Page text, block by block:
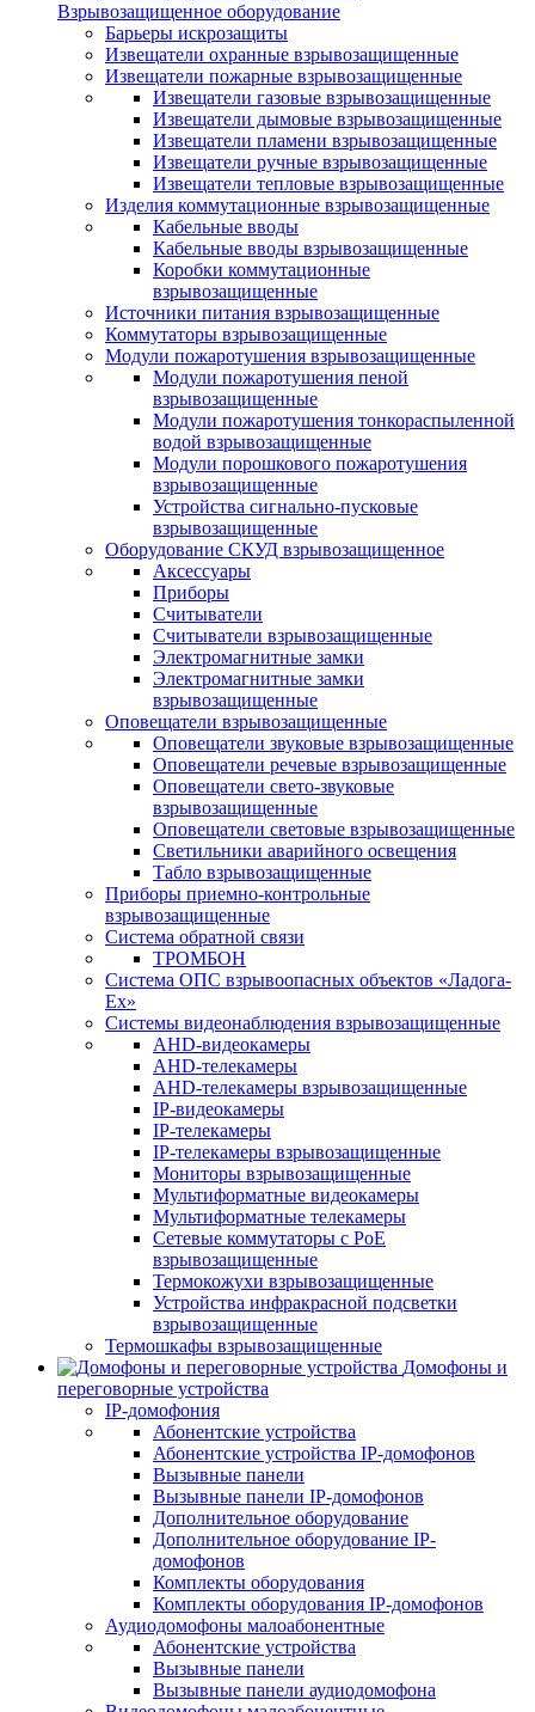
Взрывозащищенное оборудование
Барьеры искрозащиты
Извещатели охранные взрывозащищенные
Извещатели пожарные взрывозащищенные
Извещатели газовые взрывозащищенные
Извещатели дымовые взрывозащищенные
Извещатели пламени взрывозащищенные
Извещатели ручные взрывозащищенные
Извещатели тепловые взрывозащищенные
Изделия коммутационные взрывозащищенные
Кабельные вводы
Кабельные вводы взрывозащищенные
Коробки коммутационные
взрывозащищенные
Источники питания взрывозащищенные
Коммутаторы взрывозащищенные
Модули пожаротушения взрывозащищенные
Модули пожаротушения пеной
взрывозащищенные
Модули пожаротушения тонкораспыленной
водой взрывозащищенные
Модули порошкового пожаротушения
взрывозащищенные
Устройства сигнально-пусковые
взрывозащищенные
Оборудование СКУД взрывозащищенное
Аксессуары
Приборы
Считыватели
Считыватели взрывозащищенные
Электромагнитные замки
Электромагнитные замки
взрывозащищенные
Оповещатели взрывозащищенные
Оповещатели звуковые взрывозащищенные
Оповещатели речевые взрывозащищенные
Оповещатели свето-звуковые
взрывозащищенные
Оповещатели световые взрывозащищенные
Светильники аварийного освещения
Табло взрывозащищенные
Приборы приемно-контрольные
взрывозащищенные
Система обратной связи
ТРОМБОН
Система ОПС взрывоопасных объектов «Ладога-
Ex»
Системы видеонаблюдения взрывозащищенные
AHD-видеокамеры
AHD-телекамеры
AHD-телекамеры взрывозащищенные
IP-видеокамеры
IP-телекамеры
IP-телекамеры взрывозащищенные
Мониторы взрывозащищенные
Мультиформатные видеокамеры
Мультиформатные телекамеры
Сетевые коммутаторы с РоЕ
взрывозащищенные
Термокожухи взрывозащищенные
Устройства инфракрасной подсветки
взрывозащищенные
Термошкафы взрывозащищенные
Домофоны и
переговорные устройства
IP-домофония
Абонентские устройства
Абонентские устройства IP-домофонов
Вызывные панели
Вызывные панели IP-домофонов
Дополнительное оборудование
Дополнительное оборудование IP-
домофонов
Комплекты оборудования
Комплекты оборудования IP-домофонов
Аудиодомофоны малоабонентные
Абонентские устройства
Вызывные панели
Вызывные панели аудиодомофона